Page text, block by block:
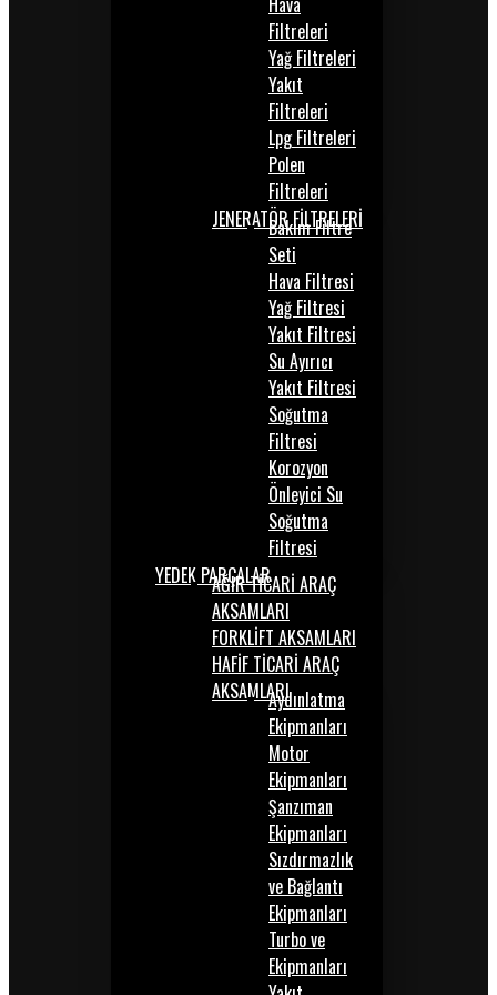
Filtreleri
Yağ Filtreleri
Yakıt
Filtreleri
Lpg Filtreleri
Polen
Filtreleri
JENERATÖR FİLTRELERİ
Bakım Filtre
Seti
Hava Filtresi
Yağ Filtresi
Yakıt Filtresi
Su Ayırıcı
Yakıt Filtresi
Soğutma
Filtresi
Korozyon
Önleyici Su
Soğutma
Filtresi
YEDEK PARÇALARAĞIR TİCARİ ARAÇ
AKSAMLARI
FORKLİFT AKSAMLARI
HAFİF TİCARİ ARAÇ
AKSAMLARIAydınlatma
Ekipmanları
Motor
Ekipmanları
Şanzıman
Ekipmanları
Sızdırmazlık
ve Bağlantı
Ekipmanları
Turbo ve
Ekipmanları